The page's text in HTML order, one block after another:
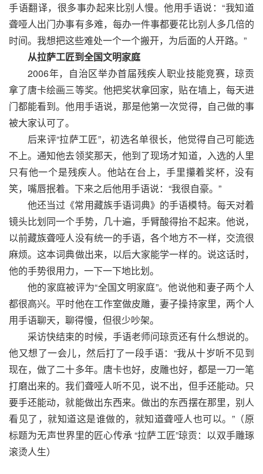
手语翻译，很多事办起来比别人慢。他用手语说：“我知道
聋哑人出门办事有多难，每办一件事都要花比别人多几倍的
时间。我想把这些难处一个一个搬开，为后面的人开路。”
从拉萨工匠到全国文明家庭
2006年，自治区举办首届残疾人职业技能竞赛，琼贡
拿了唐卡绘画三等奖。他把奖状拿回家，贴在墙上，每天进
门都能看到。他用手语说，那是他第一次觉得，自己做的事
被大家认可了。
后来评“拉萨工匠”，初选名单很长，他觉得自己可能选
不上。通知他去领奖那天，他到了现场才知道，入选的人里
只有他一个是残疾人。他站在台上，手里攥着奖杯，没有
笑，嘴唇抿着。下来之后他用手语说：“我很自豪。”
他还当过《常用藏族手语词典》的手语模特。每天对着
镜头比划同一个手势，几十遍，手臂酸得抬不起来。他说，
以前藏族聋哑人没有统一的手语，各个地方不一样，交流很
麻烦。这本词典做出来，以后大家能学一样的。说这话时，
他的手势很用力，一下一下地比划。
他的家庭被评为“全国文明家庭”。他说他和妻子两个人
都很高兴。平时他在工作室做皮雕，妻子操持家里，两个人
用手语聊天，聊得慢，但很少吵架。
采访快结束的时候，手语老师问琼贡还有什么想说的。
他又想了一会儿，然后打了一段手语：“我从十岁听不见到
现在，做了二十多年。唐卡也好，皮雕也好，都是一刀一笔
打磨出来的。我们聋哑人听不见，说不出，但手还能动。只
要手还能动，就能做出东西来。做出的东西摆在那里，别人
看见了，就知道这是谁做的，就知道聋哑人也可以。”（原
标题为无声世界里的匠心传承 “拉萨工匠”琼贡：以双手雕琢
滚烫人生）